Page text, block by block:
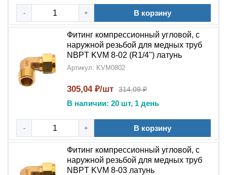
Тип:угловой L-образный компрессионный
фитинг
Конструкция: снаружной резьбой
Материал:латунь
Назначение: для соединения
Производитель: NBPT(Южная Корея)
Фитинг компрессионный угловой L-образный
– это оптимальное решение для
профессионального монтажамедных трубс
изменением направления трубопровода.
Выбираяфитинг NBPT KVM, вы получаете
- + В корзину
Фитинг компрессионный угловой, с
наружной резьбой для медных труб
NBPT KVM 8-02 (R1/4") латунь
Артикул: KVM0802
305,04 ₽/шт 314,09 ₽
В наличии: 20 шт, 1 день
- + В корзину
Фитинг компрессионный угловой, с
наружной резьбой для медных труб
NBPT KVM 8-03 латунь